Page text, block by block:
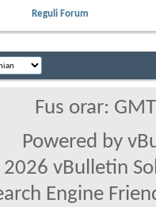
Reguli Forum
Fus orar:
Powered by
vBulletin
Engine